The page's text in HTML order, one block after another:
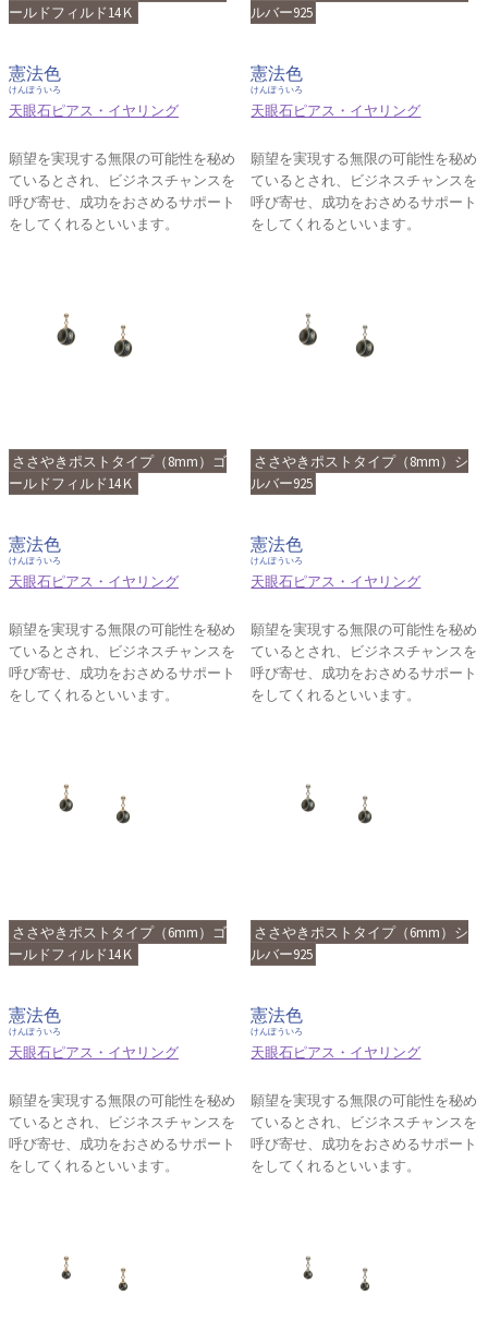
ールドフィルド14Ｋ
憲法色
けんぽういろ
天眼石ピアス・イヤリング
願望を実現する無限の可能性を秘め
ているとされ、ビジネスチャンスを
呼び寄せ、成功をおさめるサポート
をしてくれるといいます。
ルバー925
憲法色
けんぽういろ
天眼石ピアス・イヤリング
願望を実現する無限の可能性を秘め
ているとされ、ビジネスチャンスを
呼び寄せ、成功をおさめるサポート
をしてくれるといいます。
ささやきポストタイプ（8mm）ゴ
ールドフィルド14Ｋ
憲法色
けんぽういろ
天眼石ピアス・イヤリング
願望を実現する無限の可能性を秘め
ているとされ、ビジネスチャンスを
呼び寄せ、成功をおさめるサポート
をしてくれるといいます。
ささやきポストタイプ（8mm）シ
ルバー925
憲法色
けんぽういろ
天眼石ピアス・イヤリング
願望を実現する無限の可能性を秘め
ているとされ、ビジネスチャンスを
呼び寄せ、成功をおさめるサポート
をしてくれるといいます。
ささやきポストタイプ（6mm）ゴ
ールドフィルド14Ｋ
憲法色
けんぽういろ
天眼石ピアス・イヤリング
願望を実現する無限の可能性を秘め
ているとされ、ビジネスチャンスを
呼び寄せ、成功をおさめるサポート
をしてくれるといいます。
ささやきポストタイプ（6mm）シ
ルバー925
憲法色
けんぽういろ
天眼石ピアス・イヤリング
願望を実現する無限の可能性を秘め
ているとされ、ビジネスチャンスを
呼び寄せ、成功をおさめるサポート
をしてくれるといいます。